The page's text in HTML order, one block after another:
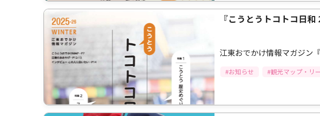
『こうとうトコトコ日
江東おでかけ情報マガジン
#お知らせ #観光マップ・リ